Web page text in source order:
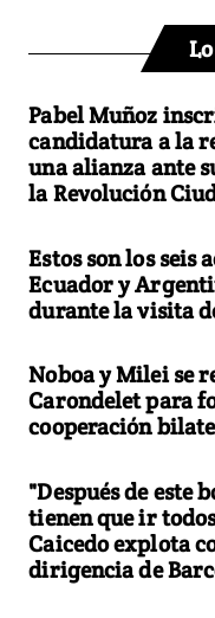
Pabel Muñoz
candidatura a la
una alianza ante
la Revolución
Estos son los seis
Ecuador y
durante la visita
Noboa y Milei se
Carondelet para
cooperación
"Después de este
tienen que ir
Caicedo explota
dirigencia de